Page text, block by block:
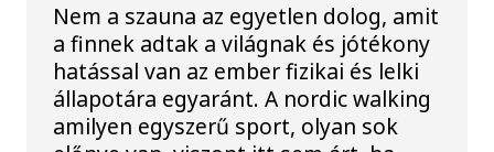
Nem a szauna az egyetlen dolog, amit
a finnek adtak a világnak és jótékony
hatással van az ember fizikai és lelki
állapotára egyaránt. A nordic walking
amilyen egyszerű sport, olyan sok